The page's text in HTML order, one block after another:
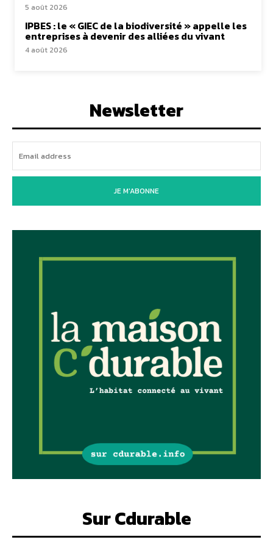
5 août 2026
IPBES : le « GIEC de la biodiversité » appelle les
entreprises à devenir des alliées du vivant
4 août 2026
Newsletter
JE M'ABONNE
Sur Cdurable